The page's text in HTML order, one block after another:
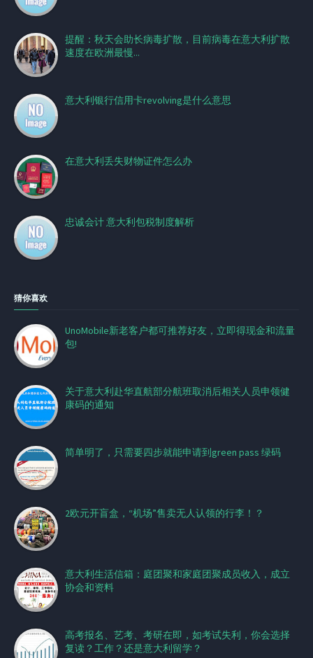
提醒：秋天会助长病毒扩散，目前病毒在意大利扩散
速度在欧洲最慢...
意大利银行信用卡revolving是什么意思
在意大利丢失财物证件怎么办
忠诚会计 意大利包税制度解析
猜你喜欢
UnoMobile新老客户都可推荐好友，立即得现金和流量
包!
关于意大利赴华直航部分航班取消后相关人员申领健
康码的通知
简单明了，只需要四步就能申请到green pass 绿码
2欧元开盲盒，“机场”售卖无人认领的行李！？
意大利生活信箱：庭团聚和家庭团聚成员收入，成立
协会和资料
高考报名、艺考、考研在即，如考试失利，你会选择
复读？工作？还是意大利留学？